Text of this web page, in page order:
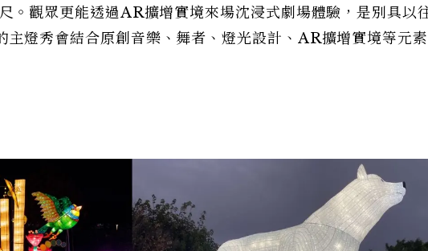
。觀眾更能透過AR擴增實境來場沈浸式劇場體驗，是別具以
主燈秀會結合原創音樂、舞者、燈光設計、AR擴增實境等元